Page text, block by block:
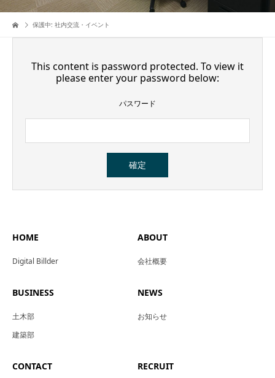
保護中: 社内交流・イベント
This content is password protected. To view it
please enter your password below:
パスワード
HOME
Digital Billder
ABOUT
会社概要
BUSINESS
土木部
建築部
NEWS
お知らせ
CONTACT RECRUIT